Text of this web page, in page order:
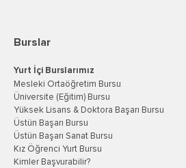
Burslar
Yurt İçi Burslarımız
Mesleki Ortaöğretim Bursu
Üniversite (Eğitim) Bursu
Yüksek Lisans & Doktora Başarı Bursu
Üstün Başarı Bursu
Üstün Başarı Sanat Bursu
Kız Öğrenci Yurt Bursu
Kimler Başvurabilir?